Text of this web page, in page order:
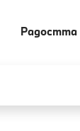
Радостта